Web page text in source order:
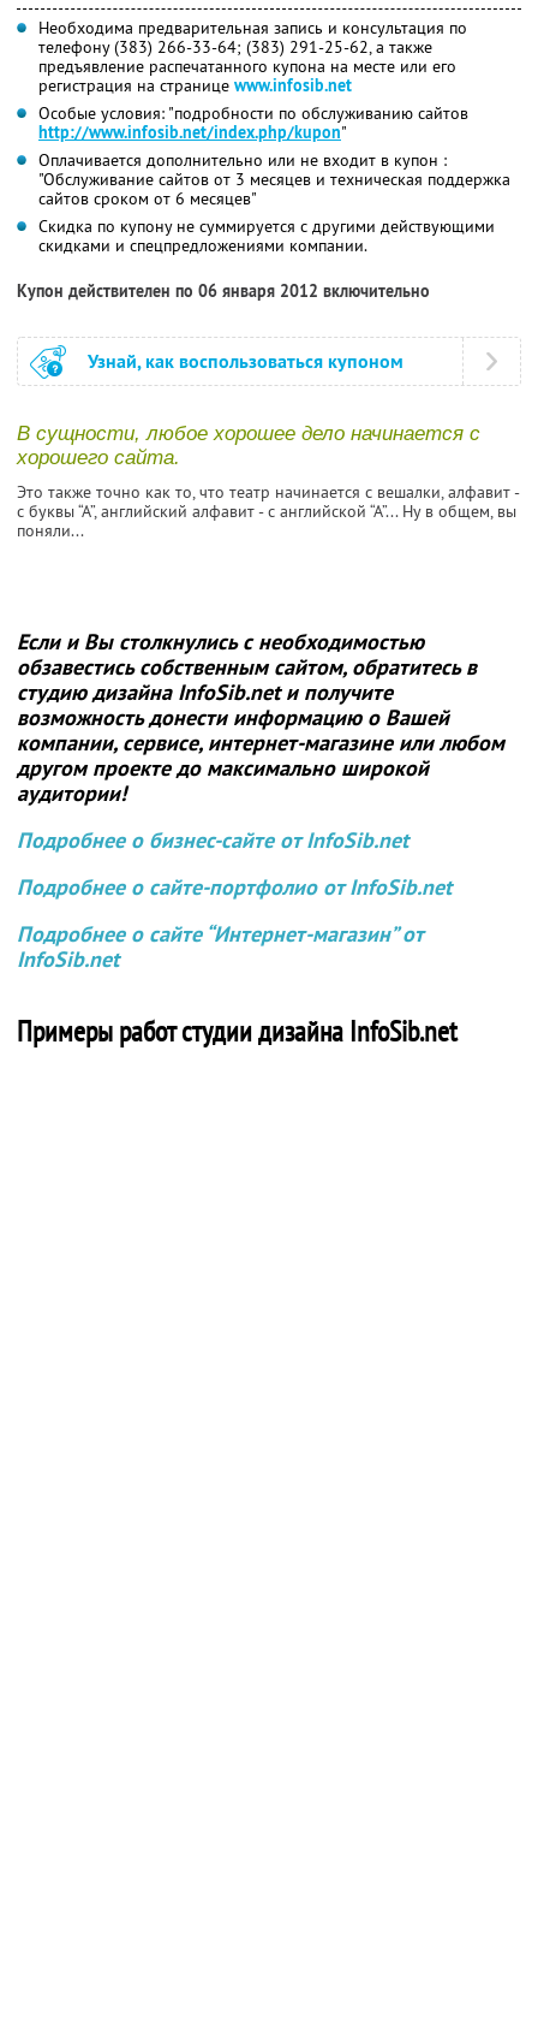
Необходима предварительная запись и консультация по
телефону (383) 266-33-64; (383) 291-25-62, а также
предъявление распечатанного купона на месте или его
регистрация на странице www.infosib.net
Особые условия: "подробности по обслуживанию cайтов
http://www.infosib.net/index.php/kupon"
Оплачивается дополнительно или не входит в купон :
"Обслуживание сайтов от 3 месяцев и техническая поддержка
сайтов сроком от 6 месяцев"
Скидка по купону не суммируется с другими действующими
скидками и спецпредложениями компании.
Купон действителен по 06 января 2012 включительно
Узнай, как воспользоваться купоном
В сущности, любое хорошее дело начинается с
хорошего сайта.
Это также точно как то, что театр начинается с вешалки, алфавит -
с буквы “А”, английский алфавит - с английской “А”... Ну в общем, вы
поняли...
Если и Вы столкнулись с необходимостью
обзавестись собственным сайтом, обратитесь в
студию дизайна InfoSib.netи получите
возможность донести информацию о Вашей
компании, сервисе, интернет-магазине или любом
другом проекте до максимально широкой
аудитории!
Подробнее о бизнес-сайте от InfoSib.net
Подробнее о сайте-портфолио от InfoSib.net
Подробнее о сайте “Интернет-магазин” от
InfoSib.net
Примеры работ студии дизайна InfoSib.net